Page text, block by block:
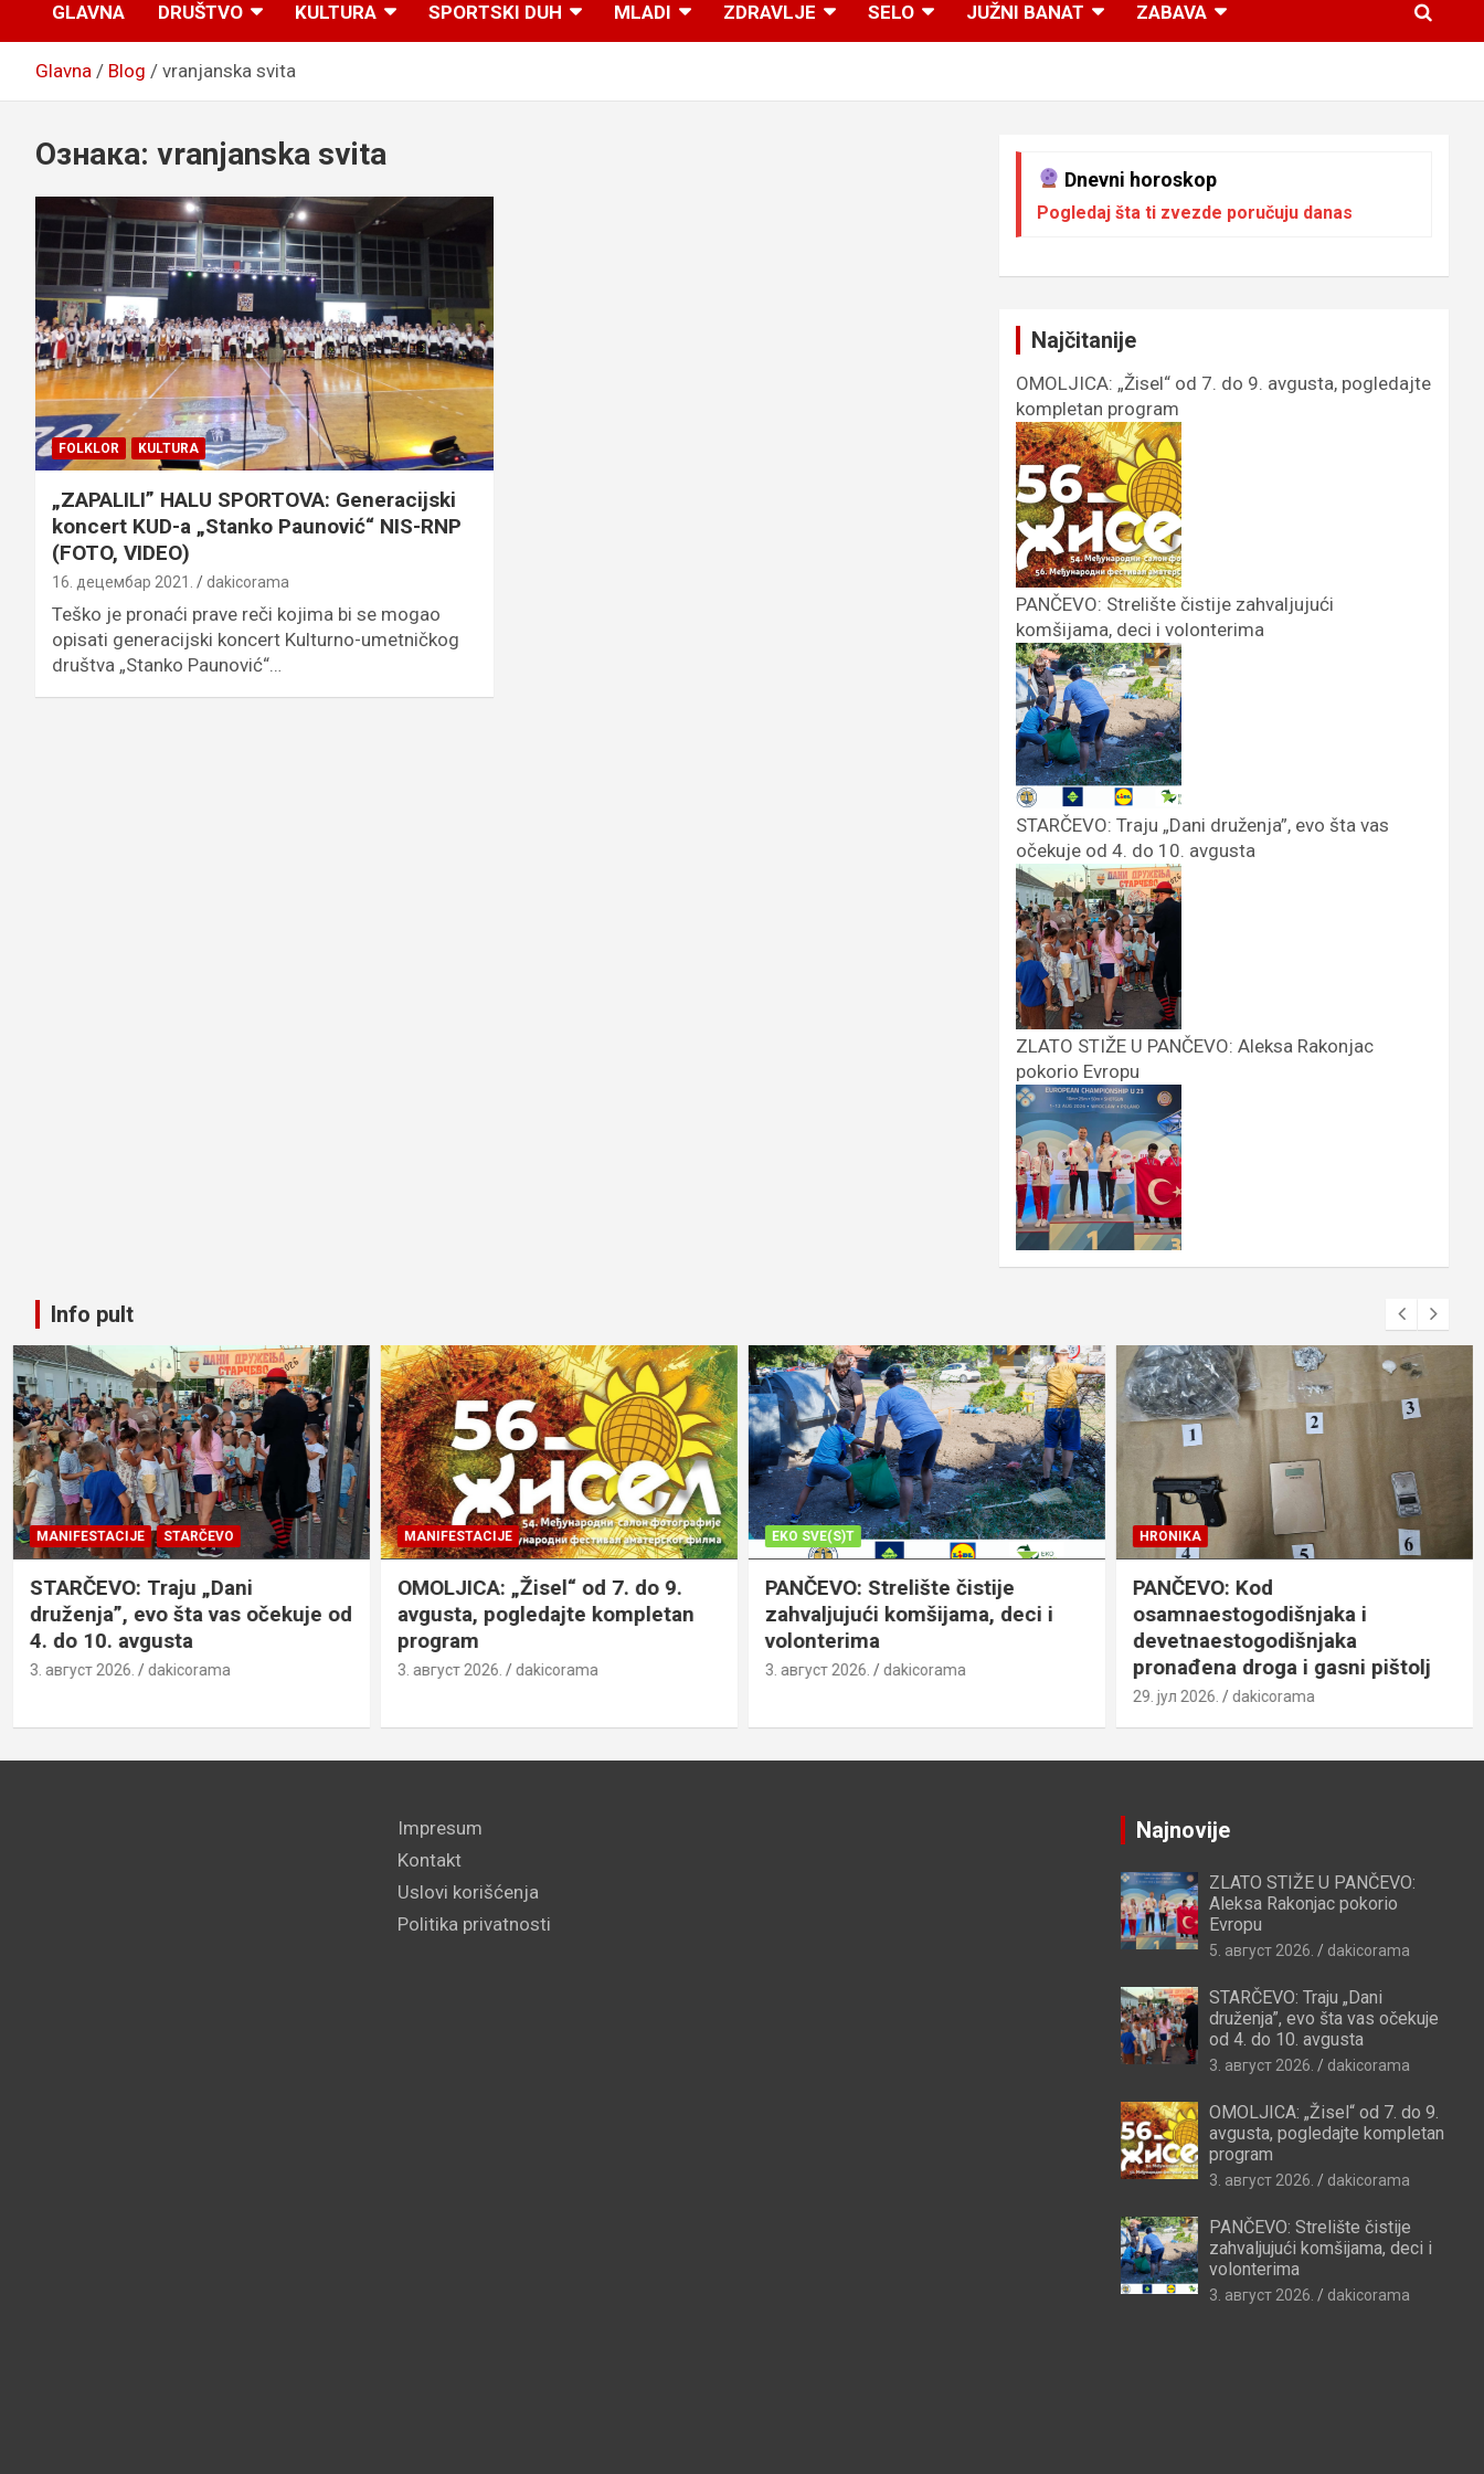
GLAVNA DRUŠTVO KULTURA SPORTSKI DUH MLADI ZDRAVLJE SELO JUŽNI BANAT ZABAVA
Glavna Blog vranjanska svita
Ознака: vranjanska svita
FOLKLOR KULTURA
„ZAPALILI” HALU SPORTOVA: Generacijski
koncert KUD-a „Stanko Paunović“ NIS-RNP
(FOTO, VIDEO)
16. децембар 2021. dakicorama
Teško je pronaći prave reči kojima bi se mogao
opisati generacijski koncert Kulturno-umetničkog
društva „Stanko Paunović“…
Dnevni horoskop
Pogledaj šta ti zvezde poručuju danas
Najčitanije
OMOLJICA: „Žisel“ od 7. do 9. avgusta, pogledajte
kompletan program
PANČEVO: Strelište čistije zahvaljujući
komšijama, deci i volonterima
STARČEVO: Traju „Dani druženja”, evo šta vas
očekuje od 4. do 10. avgusta
ZLATO STIŽE U PANČEVO: Aleksa Rakonjac
pokorio Evropu
Info pult
MANIFESTACIJE STARČEVO
STARČEVO: Traju „Dani
druženja”, evo šta vas očekuje od
4. do 10. avgusta
3. август 2026. dakicorama
MANIFESTACIJE
OMOLJICA: „Žisel“ od 7. do 9.
avgusta, pogledajte kompletan
program
3. август 2026. dakicorama
EKO SVE(S)T
PANČEVO: Strelište čistije
zahvaljujući komšijama, deci i
volonterima
3. август 2026. dakicorama
HRONIKA
PANČEVO: Kod
osamnaestogodišnjaka i
devetnaestogodišnjaka
pronađena droga i gasni pištolj
29. јул 2026. dakicorama
Impresum
Kontakt
Uslovi korišćenja
Politika privatnosti
Najnovije
ZLATO STIŽE U PANČEVO:
Aleksa Rakonjac pokorio
Evropu
5. август 2026. dakicorama
STARČEVO: Traju „Dani
druženja”, evo šta vas očekuje
od 4. do 10. avgusta
3. август 2026. dakicorama
OMOLJICA: „Žisel“ od 7. do 9.
avgusta, pogledajte kompletan
program
3. август 2026. dakicorama
PANČEVO: Strelište čistije
zahvaljujući komšijama, deci i
volonterima
3. август 2026. dakicorama